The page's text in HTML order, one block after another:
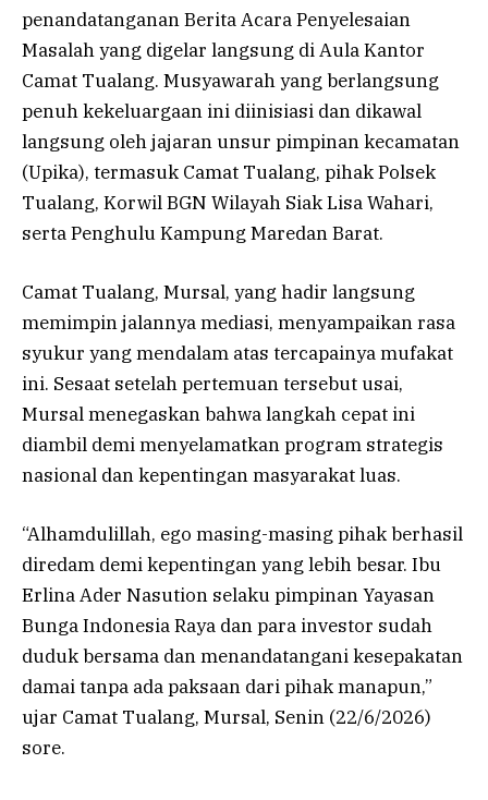
penandatanganan Berita Acara Penyelesaian
Masalah yang digelar langsung di Aula Kantor
Camat Tualang. Musyawarah yang berlangsung
penuh kekeluargaan ini diinisiasi dan dikawal
langsung oleh jajaran unsur pimpinan kecamatan
(Upika), termasuk Camat Tualang, pihak Polsek
Tualang, Korwil BGN Wilayah Siak Lisa Wahari,
serta Penghulu Kampung Maredan Barat.
Camat Tualang, Mursal, yang hadir langsung
memimpin jalannya mediasi, menyampaikan rasa
syukur yang mendalam atas tercapainya mufakat
ini. Sesaat setelah pertemuan tersebut usai,
Mursal menegaskan bahwa langkah cepat ini
diambil demi menyelamatkan program strategis
nasional dan kepentingan masyarakat luas.
“Alhamdulillah, ego masing-masing pihak berhasil
diredam demi kepentingan yang lebih besar. Ibu
Erlina Ader Nasution selaku pimpinan Yayasan
Bunga Indonesia Raya dan para investor sudah
duduk bersama dan menandatangani kesepakatan
damai tanpa ada paksaan dari pihak manapun,”
ujar Camat Tualang, Mursal, Senin (22/6/2026)
sore.